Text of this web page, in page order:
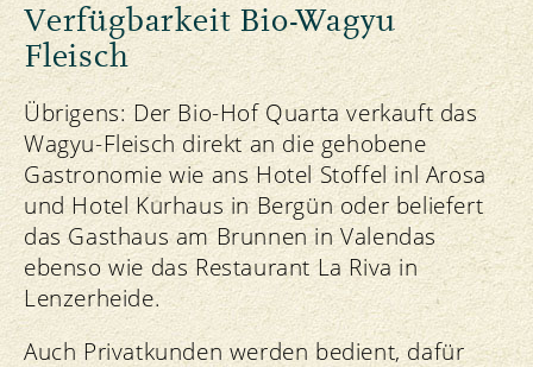
Verfügbarkeit Bio-Wagyu
Fleisch
Übrigens: Der Bio-Hof Quarta verkauft das
Wagyu-Fleisch direkt an die gehobene
Gastronomie wie ans Hotel Stoffel inl Arosa
und Hotel Kurhaus in Bergün oder beliefert
das Gasthaus am Brunnen in Valendas
ebenso wie das Restaurant La Riva in
Lenzerheide.
Auch Privatkunden werden bedient, dafür